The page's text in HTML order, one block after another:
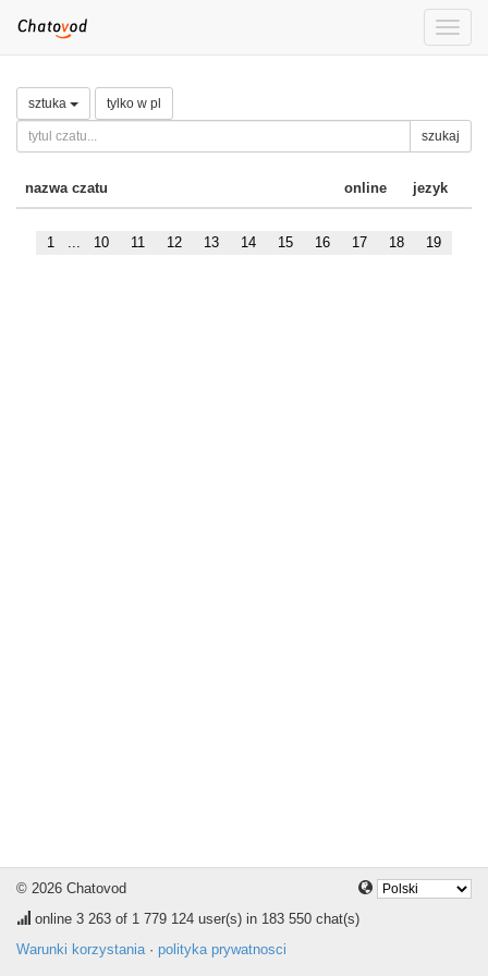
Toggle
sztuka tylko w pl
szukaj
nazwa czatu online jezyk
1 ... 10 11 12 13 14 15 16 17 18 19
© 2026 Chatovod
online 3 263 of 1 779 124 user(s) in 183 550 chat(s)
Warunki korzystania· polityka prywatnosci